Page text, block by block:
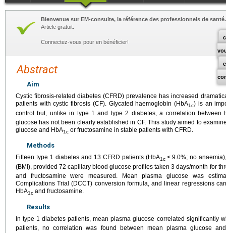
Bienvenue sur EM-consulte, la référence des professionnels de santé.
Article gratuit.
Connectez-vous pour en bénéficier!
Abstract
Aim
Cystic fibrosis-related diabetes (CFRD) prevalence has increased
patients with cystic fibrosis (CF). Glycated haemoglobin (HbA1c) is an
control but, unlike in type 1 and type 2 diabetes, a correlation between
glucose has not been clearly established in CF. This study aimed to
glucose and HbA1c or fructosamine in stable patients with CFRD.
Methods
Fifteen type 1 diabetes and 13 CFRD patients (HbA1c < 9.0%; no
(BMI), provided 72 capillary blood glucose profiles taken 3 days/month for
and fructosamine were measured. Mean plasma glucose was
Complications Trial (DCCT) conversion formula, and linear regressions
HbA1c and fructosamine.
Results
In type 1 diabetes patients, mean plasma glucose correlated significantly
patients, no correlation was found between mean plasma glucose